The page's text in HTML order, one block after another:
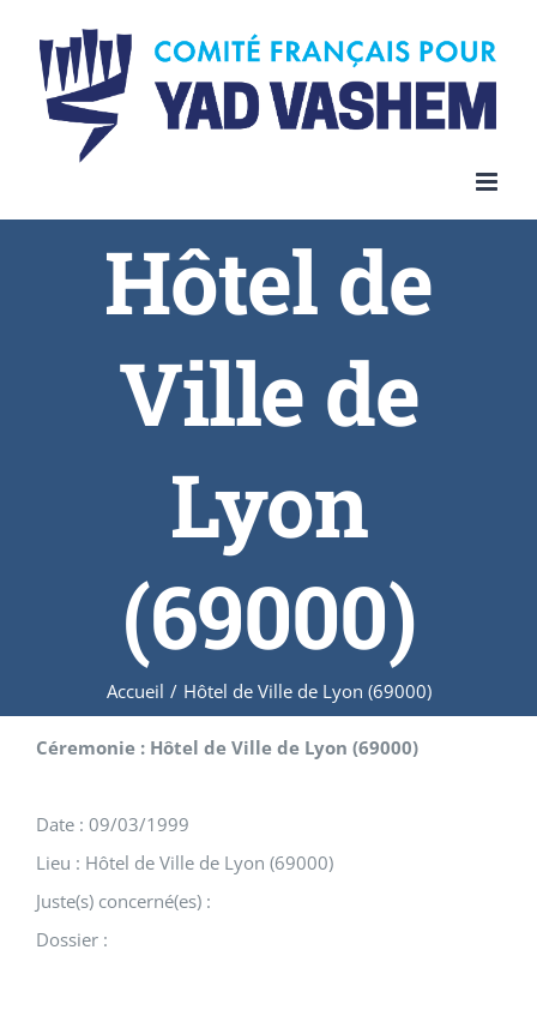
content
Hôtel de
Ville de
Lyon
(69000)
Accueil / Hôtel de Ville de Lyon (69000)
Céremonie : Hôtel de Ville de Lyon (69000)
Date : 09/03/1999
Lieu : Hôtel de Ville de Lyon (69000)
Juste(s) concerné(es) :
Dossier :